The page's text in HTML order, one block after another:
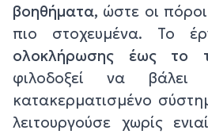
βοηθήματα, ώστε οι
πιο στοχευμένα. Το
ολοκλήρωσης έως το
φιλοδοξεί να
κατακερματισμένο
λειτουργούσε χωρίς